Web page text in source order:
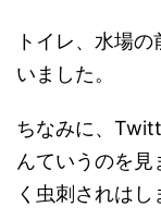
トイレ、水場
いました。
ちなみに、
んていうのを
く虫刺されはし